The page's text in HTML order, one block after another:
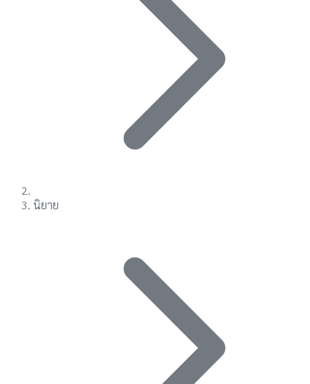
นิยาย